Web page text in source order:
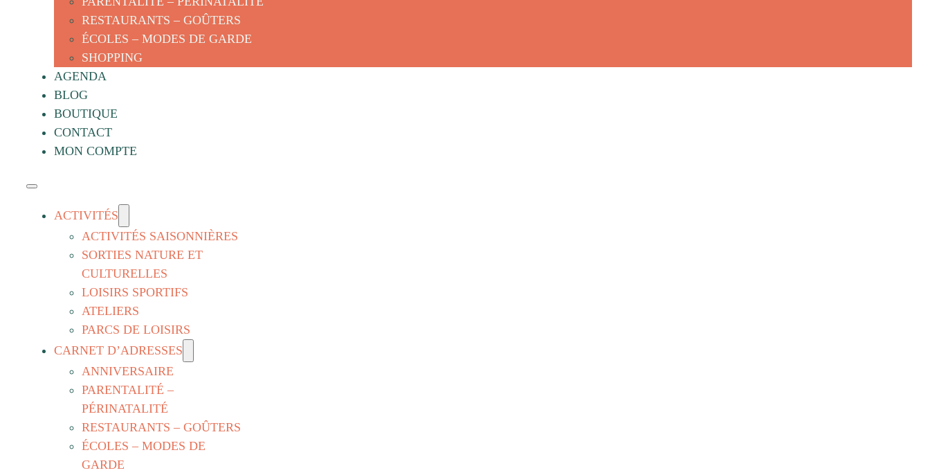
RESTAURANTS – GOÛTERS
ÉCOLES – MODES DE GARDE
SHOPPING
AGENDA
BLOG
BOUTIQUE
CONTACT
MON COMPTE
ACTIVITÉS
ACTIVITÉS SAISONNIÈRES
SORTIES NATURE ET
CULTURELLES
LOISIRS SPORTIFS
ATELIERS
PARCS DE LOISIRS
CARNET D’ADRESSES
ANNIVERSAIRE
PARENTALITÉ –
PÉRINATALITÉ
RESTAURANTS – GOÛTERS
ÉCOLES – MODES DE
GARDE